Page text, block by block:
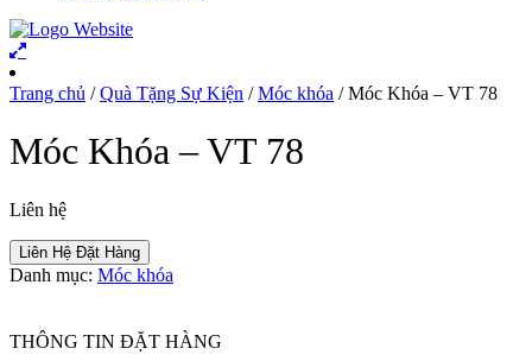
Trang chủ /Quà Tặng Sự Kiện /Móc khóa / Móc Khóa – VT 78
Móc Khóa – VT 78
Liên hệ
Liên Hệ Đặt Hàng
Danh mục: Móc khóa
THÔNG TIN ĐẶT HÀNG